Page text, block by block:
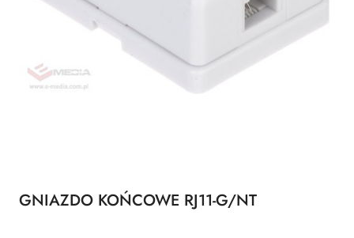
GNIAZDO KOŃCOWE RJ11-G/NT